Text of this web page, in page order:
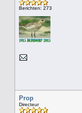
Berichten: 273
Prop
Directeur